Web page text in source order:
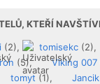
KTEŘÍ
(2), tomisekc (2),
(5), Viking 007
tomyt(1), Jancik